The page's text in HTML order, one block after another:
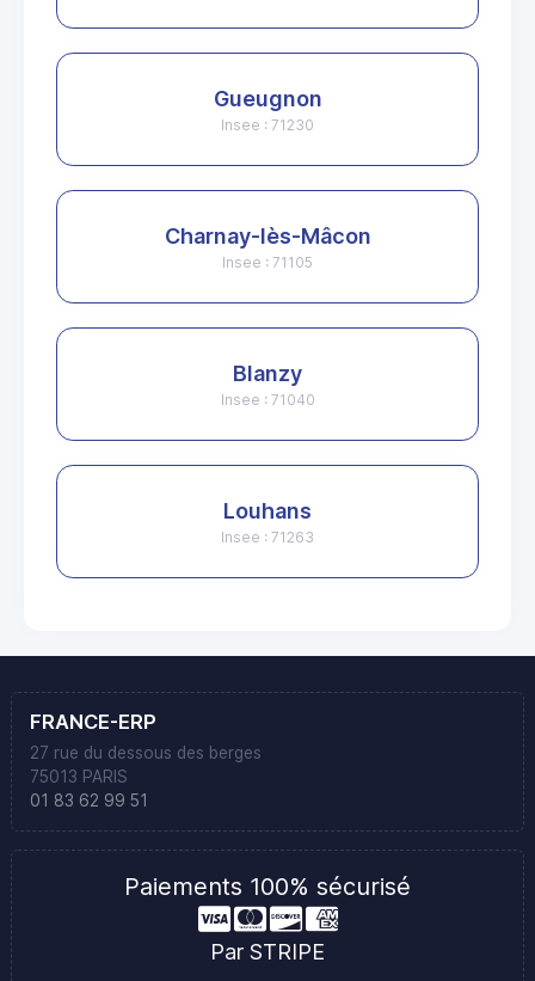
Gueugnon
Insee : 71230
Charnay-lès-Mâcon
Insee : 71105
Blanzy
Insee : 71040
Louhans
Insee : 71263
FRANCE-ERP
27 rue du dessous des berges
75013 PARIS
01 83 62 99 51
Paiements 100% sécurisé
Par STRIPE